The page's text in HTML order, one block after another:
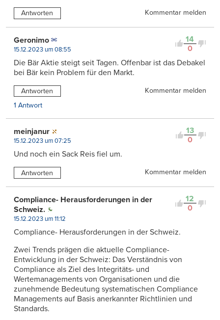
Antworten Kommentar melden
14
0
Geronimo
15.12.2023 um 08:55
Die Bär Aktie steigt seit Tagen. Offenbar ist das Debakel
bei Bär kein Problem für den Markt.
Antworten
Kommentar melden
1 Antwort
13
0
meinjanur
15.12.2023 um 07:25
Und noch ein Sack Reis fiel um.
Antworten Kommentar melden
12
0
Compliance- Herausforderungen in der
Schweiz.
15.12.2023 um 11:12
Compliance- Herausforderungen in der Schweiz.
Zwei Trends prägen die aktuelle Compliance-
Entwicklung in der Schweiz: Das Verständnis von
Compliance als Ziel des Integritäts- und
Wertemanagements von Organisationen und die
zunehmende Bedeutung systematischen Compliance
Managements auf Basis anerkannter Richtlinien und
Standards.